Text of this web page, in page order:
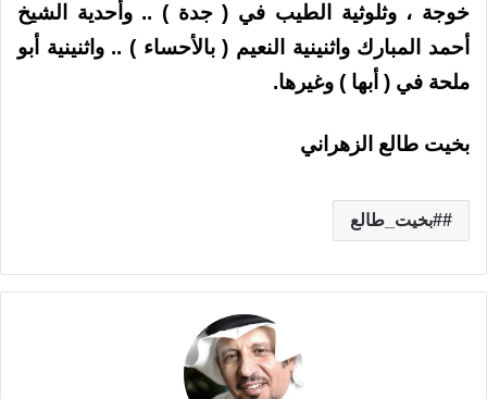
خوجة ، وثلوثية الطيب في ( جدة ) .. وأحدية الشيخ
أحمد المبارك واثنينية النعيم ( بالأحساء ) .. واثنينية أبو
ملحة في ( أبها ) وغيرها.
بخيت طالع الزهراني
#بخيت_طالع